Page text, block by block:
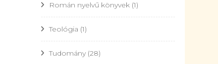
Román nyelvű könyvek (1)
Teológia (1)
Tudomány (28)